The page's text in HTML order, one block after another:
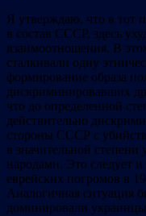
Я утверждаю, что в тот
в состав СССР, здесь
взаимоотношения. В
сталкивали одну
формирование образа
дискриминировавших
что до определенной
действительно
стороны СССР с
в значительной
народами. Это следует и
еврейских погромов в
Аналогичная ситуация
доминировали